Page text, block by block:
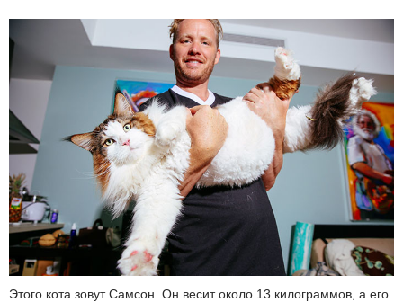
Этого кота зовут Самсон. Он весит около 13 килограммов, а его